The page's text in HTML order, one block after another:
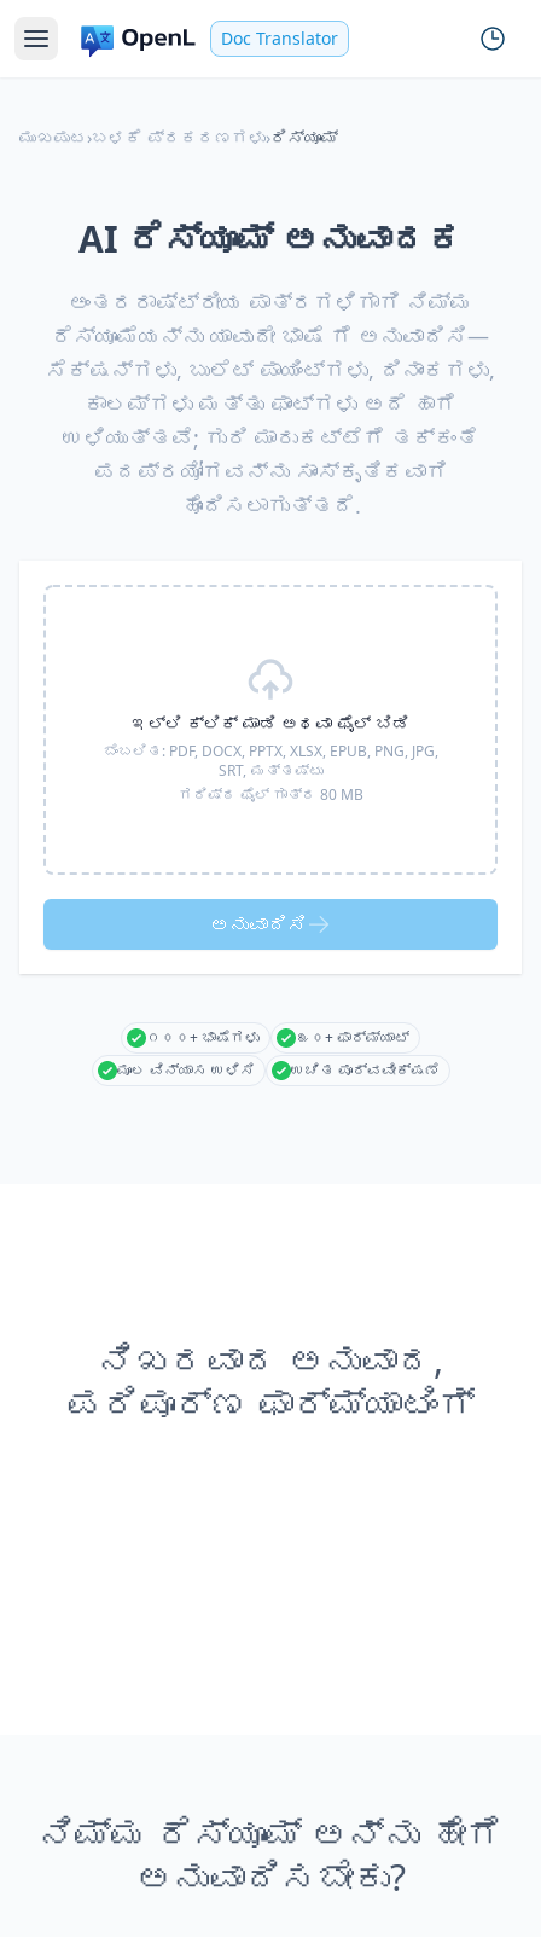
Doc Translator
ಮುಖಪುಟ ›ಬಳಕೆ ಪ್ರಕರಣಗಳು›ರಿಸ್ಯೂಮ್
AI ರೆಸ್ಯೂಮ್ ಅನುವಾದಕ
ಅಂತರರಾಷ್ಟ್ರೀಯ ಪಾತ್ರಗಳಿಗಾಗಿ ನಿಮ್ಮ
ರೆಸ್ಯೂಮೆಯನ್ನು ಯಾವುದೇ ಭಾಷೆ ಗೆ ಅನುವಾದಿಸಿ—
ಸೆಕ್ಷನ್‌ಗಳು, ಬುಲೆಟ್ ಪಾಯಿಂಟ್‌ಗಳು, ದಿನಾಂಕಗಳು,
ಕಾಲಮ್‌ಗಳು ಮತ್ತು ಫಾಂಟ್‌ಗಳು ಅದೆ ಹಾಗೆ
ಉಳಿಯುತ್ತವೆ; ಗುರಿ ಮಾರುಕಟ್ಟೆಗೆ ತಕ್ಕಂತೆ
ಪದಪ್ರಯೋಗವನ್ನು ಸಾಂಸ್ಕೃತಿಕವಾಗಿ
ಹೊಂದಿಸಲಾಗುತ್ತದೆ.
ಇಲ್ಲಿ ಕ್ಲಿಕ್ ಮಾಡಿ ಅಥವಾ ಫೈಲ್ ಬಿಡಿ
ಬೆಂಬಲಿತ: PDF, DOCX, PPTX, XLSX, EPUB, PNG, JPG,
SRT, ಮತ್ತಷ್ಟು
ಗರಿಷ್ಠ ಫೈಲ್ ಗಾತ್ರ 80 MB
ಅನುವಾದಿಸಿ
೧೦೦+ ಭಾಷೆಗಳು
೩೦+ ಫಾರ್ಮ್ಯಾಟ್
ಮೂಲ ವಿನ್ಯಾಸ ಉಳಿಸಿ
ಉಚಿತ ಪೂರ್ವವೀಕ್ಷಣೆ
ನಿಖರವಾದ ಅನುವಾದ,
ಪರಿಪೂರ್ಣ ಫಾರ್ಮ್ಯಾಟಿಂಗ್
ನಿಮ್ಮ ರೆಸ್ಯೂಮ್ ಅನ್ನು ಹೇಗೆ
ಅನುವಾದಿಸಬೇಕು?